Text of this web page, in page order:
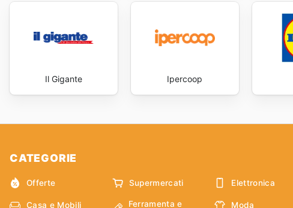
Il Gigante Ipercoop
CATEGORIE
Offerte Supermercati Elettronica
Casa e Mobili
Ferramenta e
Moda